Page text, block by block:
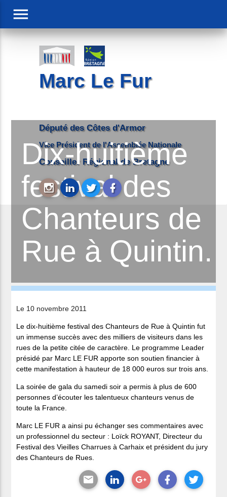
Marc Le Fur
Député des Côtes d'Armor
Vice Président de l'Assemblée Nationale
Conseiller Régional de Bretagne
menu
Dix-huitième
festival des
Chanteurs de
Rue à Quintin.
Le 10 novembre 2011
Le dix-huitième festival des Chanteurs de Rue à Quintin fut
un immense succès avec des milliers de visiteurs dans les
rues de la petite citée de caractère. Le programme Leader
présidé par Marc LE FUR apporte son soutien financier à
cette manifestation à hauteur de 18 000 euros sur trois ans.
La soirée de gala du samedi soir a permis à plus de 600
personnes d’écouter les talentueux chanteurs venus de
toute la France.
Marc LE FUR a ainsi pu échanger ses commentaires avec
un professionnel du secteur : Loïck ROYANT, Directeur du
Festival des Vieilles Charrues à Carhaix et président du jury
des Chanteurs de Rues.